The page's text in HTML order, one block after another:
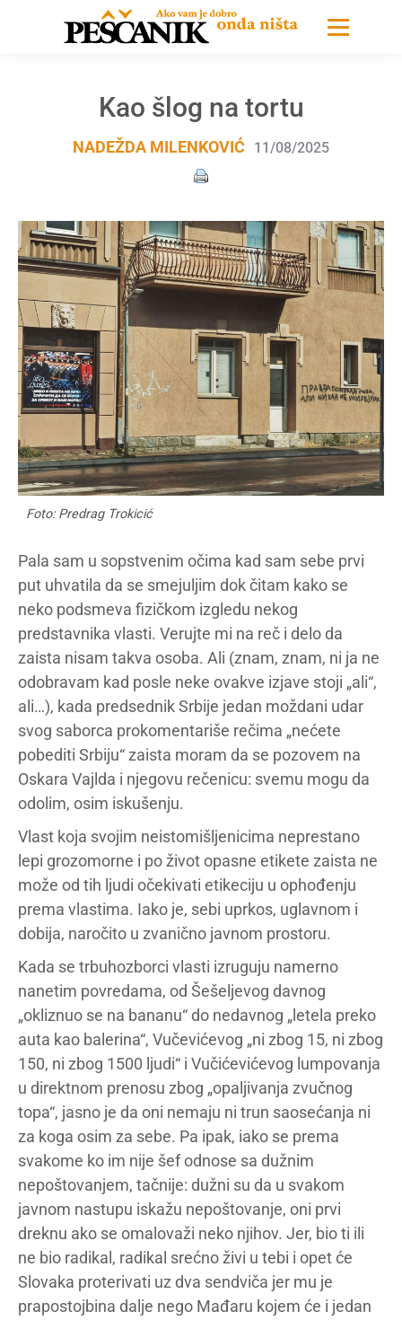
Kao šlog na tortu
NADEŽDA MILENKOVIĆ 11/08/2025
Foto: Predrag Trokicić
Pala sam u sopstvenim očima kad sam sebe prvi
put uhvatila da se smejuljim dok čitam kako se
neko podsmeva fizičkom izgledu nekog
predstavnika vlasti. Verujte mi na reč i delo da
zaista nisam takva osoba. Ali (znam, znam, ni ja ne
odobravam kad posle neke ovakve izjave stoji „ali“,
ali…), kada predsednik Srbije jedan moždani udar
svog saborca prokomentariše rečima „nećete
pobediti Srbiju“ zaista moram da se pozovem na
Oskara Vajlda i njegovu rečenicu: svemu mogu da
odolim, osim iskušenju.
Vlast koja svojim neistomišljenicima neprestano
lepi grozomorne i po život opasne etikete zaista ne
može od tih ljudi očekivati etikeciju u ophođenju
prema vlastima. Iako je, sebi uprkos, uglavnom i
dobija, naročito u zvanično javnom prostoru.
Kada se trbuhozborci vlasti izruguju namerno
nanetim povredama, od Šešeljevog davnog
„okliznuo se na bananu“ do nedavnog „letela preko
auta kao balerina“, Vučevićevog „ni zbog 15, ni zbog
150, ni zbog 1500 ljudi“ i Vučićevićevog lumpovanja
u direktnom prenosu zbog „opaljivanja zvučnog
topa“, jasno je da oni nemaju ni trun saosećanja ni
za koga osim za sebe. Pa ipak, iako se prema
svakome ko im nije šef odnose sa dužnim
nepoštovanjem, tačnije: dužni su da u svakom
javnom nastupu iskažu nepoštovanje, oni prvi
dreknu ako se omalovaži neko njihov. Jer, bio ti ili
ne bio radikal, radikal srećno živi u tebi i opet će
Slovaka proterivati uz dva sendviča jer mu je
prapostojbina dalje nego Mađaru kojem će i jedan